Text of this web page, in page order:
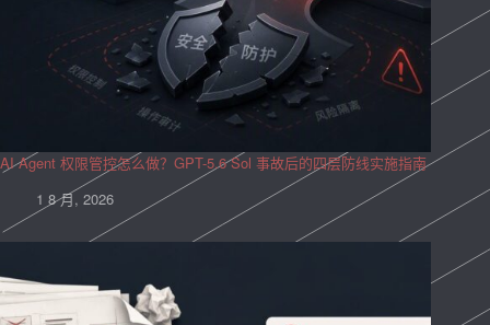
AI Agent 权限管控怎么做？GPT-5.6 Sol 事故后的四层防线实施指南
1 8 月, 2026